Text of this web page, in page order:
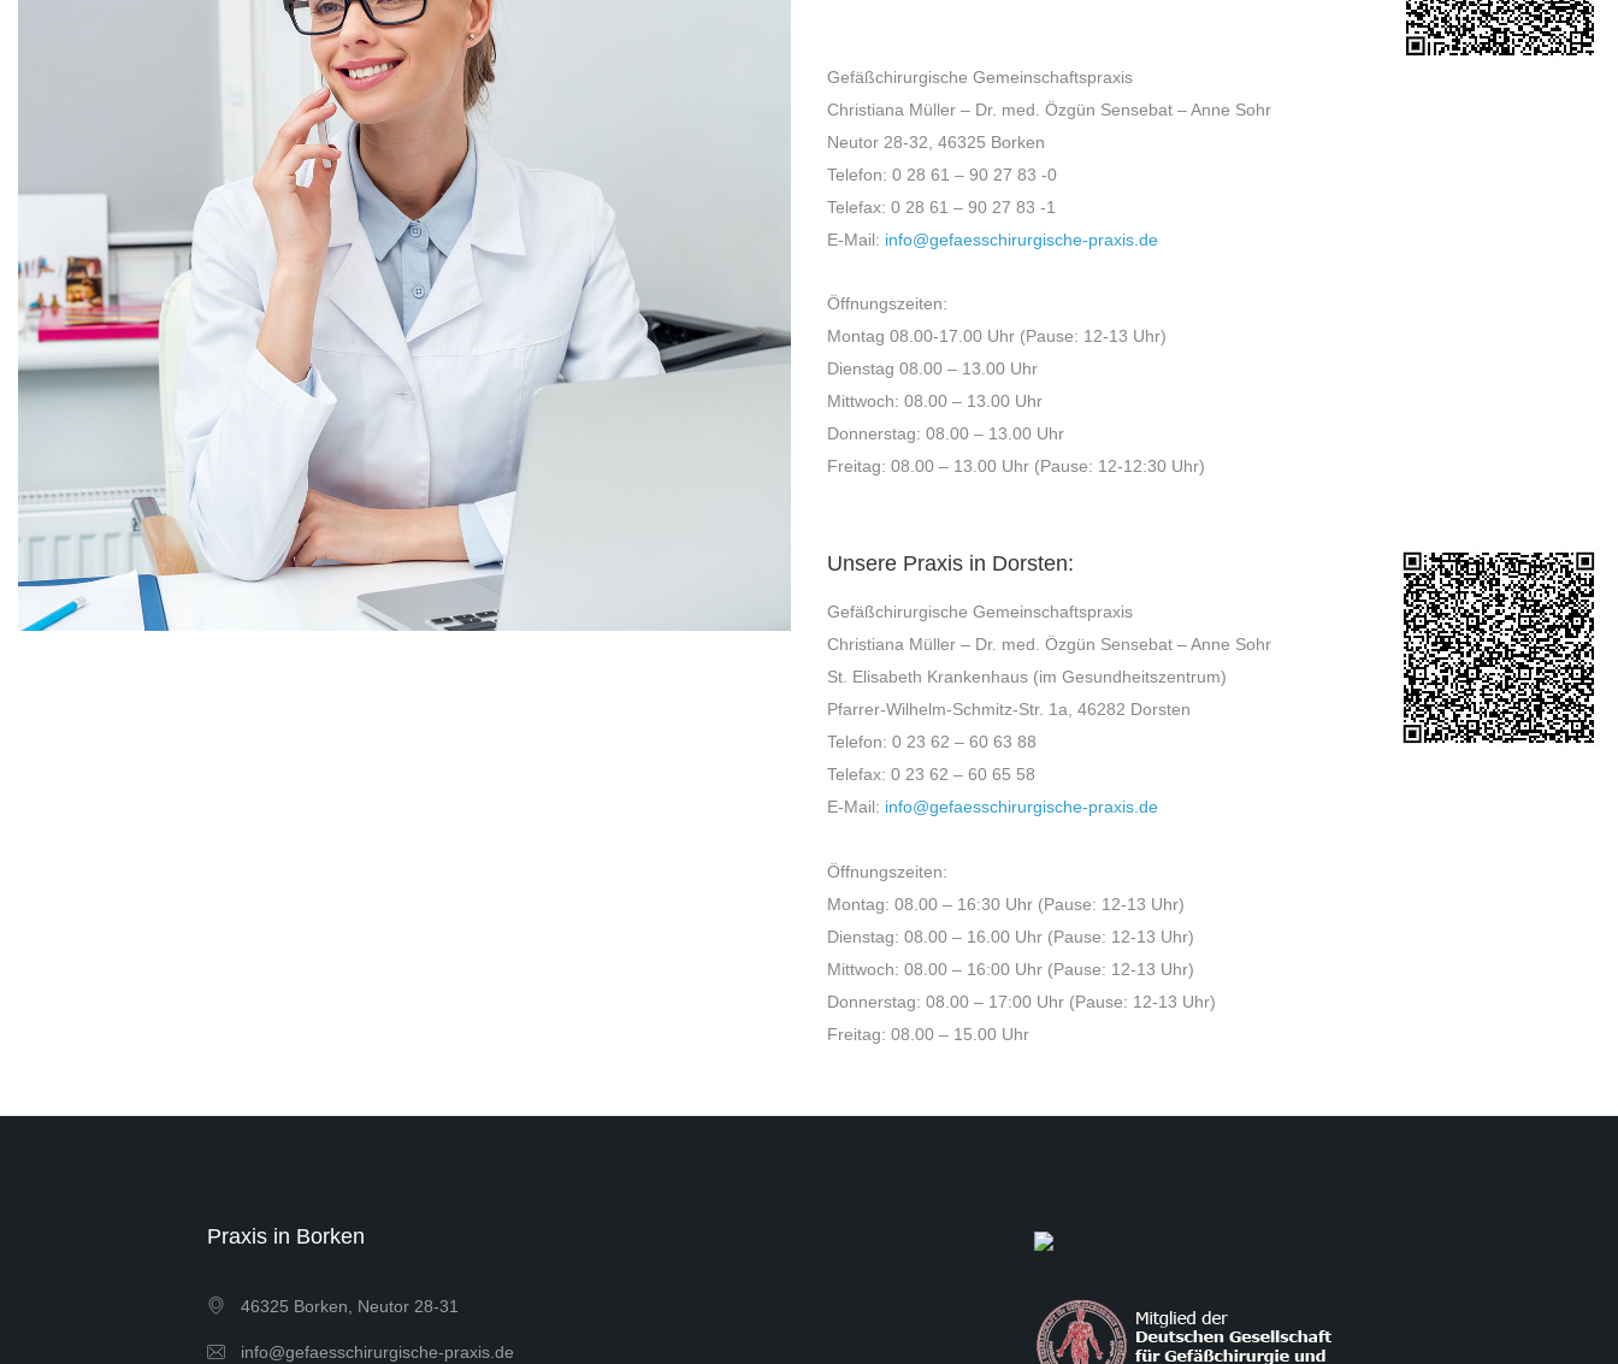
Gefäßchirurgische Gemeinschaftspraxis
Christiana Müller – Dr. med. Özgün Sensebat – Anne Sohr
Neutor 28-32, 46325 Borken
Telefon: 0 28 61 – 90 27 83 -0
Telefax: 0 28 61 – 90 27 83 -1
E-Mail: info@gefaesschirurgische-praxis.de
Öffnungszeiten:
Montag 08.00-17.00 Uhr (Pause: 12-13 Uhr)
Dienstag 08.00 – 13.00 Uhr
Mittwoch: 08.00 – 13.00 Uhr
Donnerstag: 08.00 – 13.00 Uhr
Freitag: 08.00 – 13.00 Uhr (Pause: 12-12:30 Uhr)
Unsere Praxis in Dorsten:
Gefäßchirurgische Gemeinschaftspraxis
Christiana Müller – Dr. med. Özgün Sensebat – Anne Sohr
St. Elisabeth Krankenhaus (im Gesundheitszentrum)
Pfarrer-Wilhelm-Schmitz-Str. 1a, 46282 Dorsten
Telefon: 0 23 62 – 60 63 88
Telefax: 0 23 62 – 60 65 58
E-Mail: info@gefaesschirurgische-praxis.de
Öffnungszeiten:
Montag: 08.00 – 16:30 Uhr (Pause: 12-13 Uhr)
Dienstag: 08.00 – 16.00 Uhr (Pause: 12-13 Uhr)
Mittwoch: 08.00 – 16:00 Uhr (Pause: 12-13 Uhr)
Donnerstag: 08.00 – 17:00 Uhr (Pause: 12-13 Uhr)
Freitag: 08.00 – 15.00 Uhr
Praxis in Borken
46325 Borken, Neutor 28-31
info@gefaesschirurgische-praxis.de